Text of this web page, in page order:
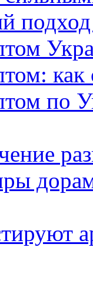
как
по
дорам